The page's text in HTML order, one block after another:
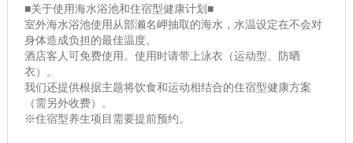
■关于使用海水浴池和住宿型健康计划■
室外海水浴池使用从部濑名岬抽取的海水，水温设定在不会对
身体造成负担的最佳温度。
酒店客人可免费使用。使用时请带上泳衣（运动型、防晒
衣）。
我们还提供根据主题将饮食和运动相结合的住宿型健康方案
（需另外收费）。
※住宿型养生项目需要提前预约。